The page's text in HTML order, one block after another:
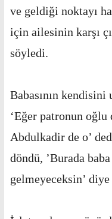
ve geldiği noktayı
için ailesinin karşı
söyledi.
Babasının
‘Eğer patronun
Abdulkadir de o’
döndü, ’Burada
gelmeyeceksin’